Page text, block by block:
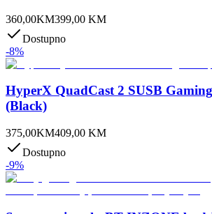
360,00KM399,00 KM
Dostupno
-8%
HyperX QuadCast 2 SUSB
(Black)
375,00KM409,00 KM
Dostupno
-9%